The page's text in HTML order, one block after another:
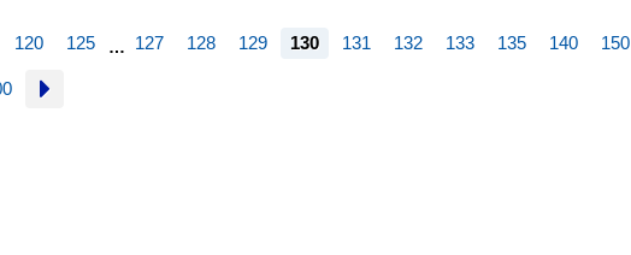
120 125 … 127 128 129 130 131 132 133 135 140 150